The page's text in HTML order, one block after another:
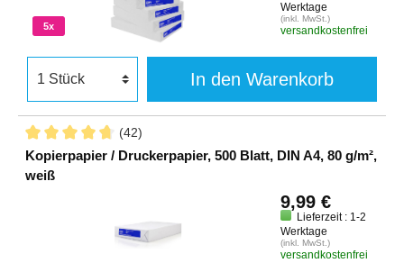
5x
Werktage
(inkl. MwSt.)
versandkostenfrei
In den Warenkorb
(42)
Kopierpapier / Druckerpapier, 500 Blatt, DIN A4, 80 g/m²,
weiß
9,99 €
Lieferzeit : 1-2
Werktage
(inkl. MwSt.)
versandkostenfrei